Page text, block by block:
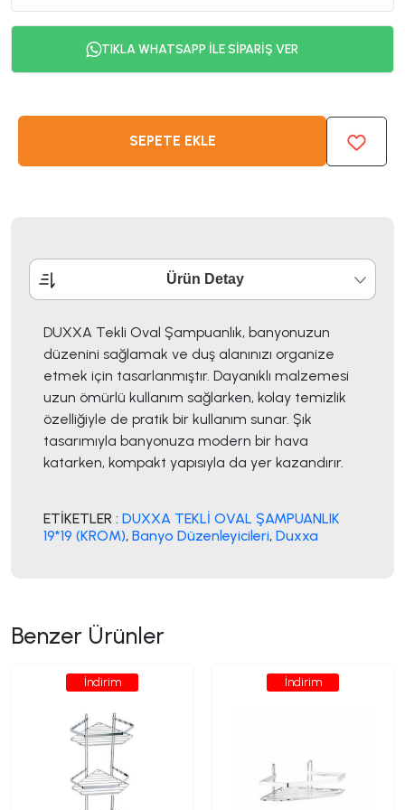
TIKLA WHATSAPP İLE SİPARİŞ VER
SEPETE EKLE
Ürün Detay
DUXXA Tekli Oval Şampuanlık, banyonuzun
düzenini sağlamak ve duş alanınızı organize
etmek için tasarlanmıştır. Dayanıklı malzemesi
uzun ömürlü kullanım sağlarken, kolay temizlik
özelliğiyle de pratik bir kullanım sunar. Şık
tasarımıyla banyonuza modern bir hava
katarken, kompakt yapısıyla da yer kazandırır.
ETİKETLER : DUXXA TEKLİ OVAL ŞAMPUANLIK
19*19 (KROM), Banyo Düzenleyicileri, Duxxa
Benzer Ürünler
İndirim İndirim